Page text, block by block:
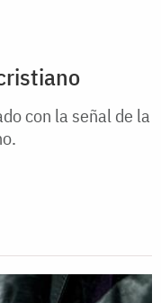
con la señal de la